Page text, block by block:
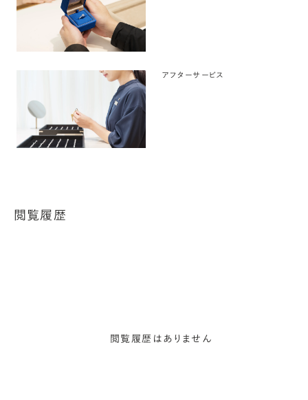
アフターサービス
閲覧履歴
閲覧履歴はありません